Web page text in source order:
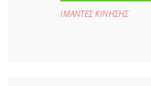
ΙΜΑΝΤΕΣ ΚΙΝΗΣΗΣ